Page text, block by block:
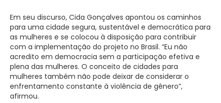
Em seu discurso, Cida Gonçalves apontou os caminhos
para uma cidade segura, sustentável e democrática para
as mulheres e se colocou à disposição para contribuir
com a implementação do projeto no Brasil. “Eu não
acredito em democracia sem a participação efetiva e
plena das mulheres. O conceito de cidades para
mulheres também não pode deixar de considerar o
enfrentamento constante à violência de gênero”,
afirmou.